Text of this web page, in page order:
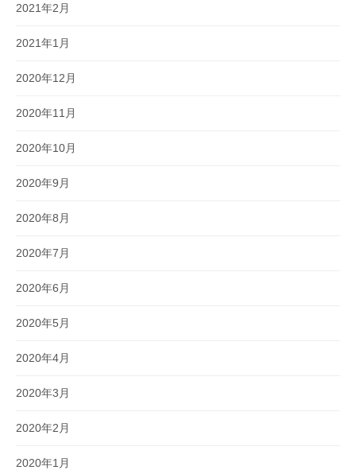
2021年2月
2021年1月
2020年12月
2020年11月
2020年10月
2020年9月
2020年8月
2020年7月
2020年6月
2020年5月
2020年4月
2020年3月
2020年2月
2020年1月